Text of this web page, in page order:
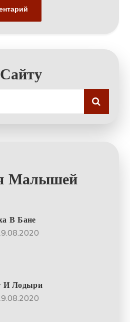
Малышей
В Бане
И Лодыри